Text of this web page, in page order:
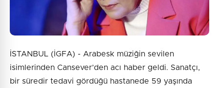
İSTANBUL (İGFA) - Arabesk müziğin sevilen
isimlerinden Cansever’den acı haber geldi. Sanatçı,
bir süredir tedavi gördüğü hastanede 59 yaşında